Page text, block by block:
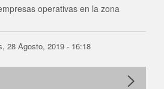
operativas en la zona
28 Agosto, 2019 - 16:18